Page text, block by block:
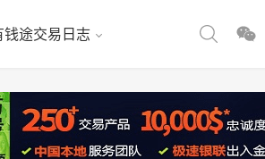
钱途交易日志